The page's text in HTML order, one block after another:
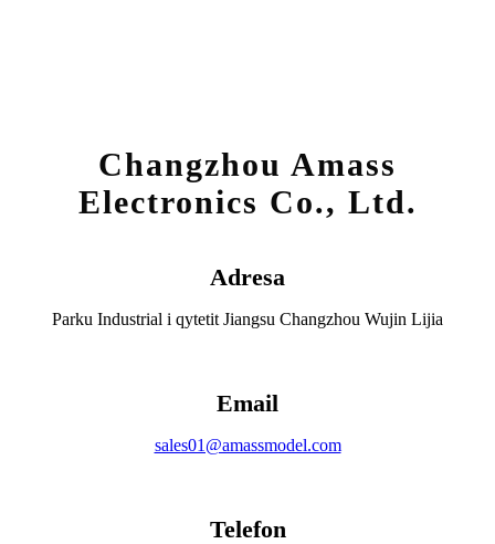
Changzhou Amass
Electronics Co., Ltd.
Adresa
Parku Industrial i qytetit Jiangsu Changzhou Wujin Lijia
Email
sales01@amassmodel.com
Telefon